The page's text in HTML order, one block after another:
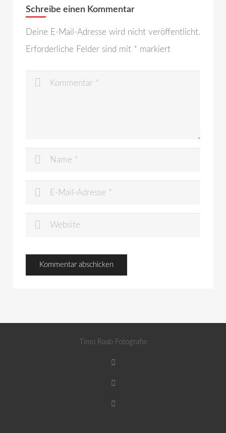
Schreibe einen Kommentar
Deine E-Mail-Adresse wird nicht veröffentlicht.
Erforderliche Felder sind mit * markiert
Timo Raab Fotografie